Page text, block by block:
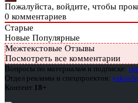
Пожалуйста, войдите, чтобы
0 комментариев
Старые
Новые Популярные
Межтекстовые Отзывы
Посмотреть все комментарии
Вопросы по материалам и подписке:
Отдел рекламы и спецпроектов:
Контент 18+